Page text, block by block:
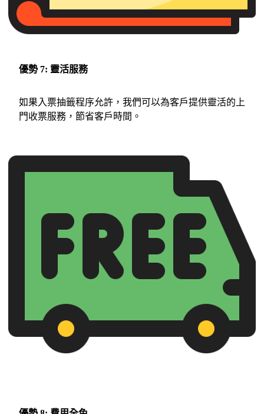
優勢 7: 靈活服務
如果入票抽籤程序允許，我們可以為客戶提供靈活的上
門收票服務，節省客戶時間。